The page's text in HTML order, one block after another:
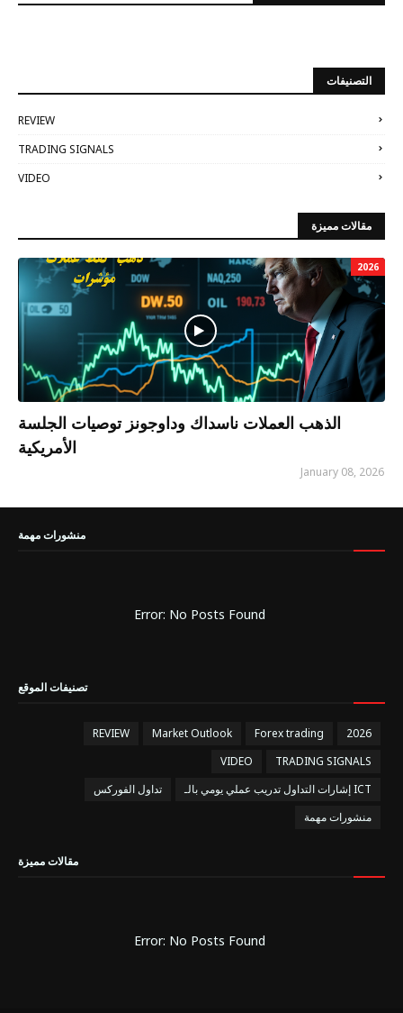
التصنيفات
REVIEW
TRADING SIGNALS
VIDEO
مقالات مميزة
2026
الذهب العملات ناسداك وداوجونز توصيات الجلسة
الأمريكية
January 08, 2026
منشورات مهمة
Error: No Posts Found
تصنيفات الموقع
2026
Forex trading
Market Outlook
REVIEW
TRADING SIGNALS
VIDEO
إشارات التداول تدريب عملي يومي بالـ ICT
تداول الفوركس
منشورات مهمة
مقالات مميزة
Error: No Posts Found